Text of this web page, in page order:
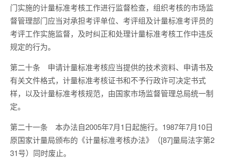
门实施的计量标准考核工作进行监督检查，组织考核的市场监
督管理部门应当对承担考评单位、考评组及计量标准考评员的
考评工作实施监督，及时纠正和处理计量标准考核工作中违反
规定的行为。
第二十条 申请计量标准考核应当提供的技术资料、申请书及
有关文件格式，计量标准考核证书和不予行政许可决定书式
样，以及计量标准考核规范，由国家市场监督管理总局统一制
定。
第二十一条 本办法自2005年7月1日起施行。 1987年7月10日
原国家计量局颁布的《计量标准考核办法》（[87]量局法字第2
31号）同时废止。